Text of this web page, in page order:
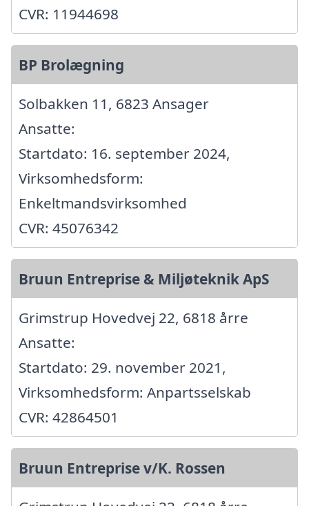
CVR: 11944698
BP Brolægning
Solbakken 11, 6823 Ansager
Ansatte:
Startdato: 16. september 2024,
Virksomhedsform:
Enkeltmandsvirksomhed
CVR: 45076342
Bruun Entreprise & Miljøteknik ApS
Grimstrup Hovedvej 22, 6818 årre
Ansatte:
Startdato: 29. november 2021,
Virksomhedsform: Anpartsselskab
CVR: 42864501
Bruun Entreprise v/K. Rossen